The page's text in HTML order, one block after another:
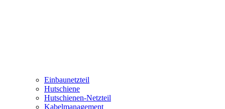
Einbaunetzteil
Hutschiene
Hutschienen-Netzteil
Kabelmanagement